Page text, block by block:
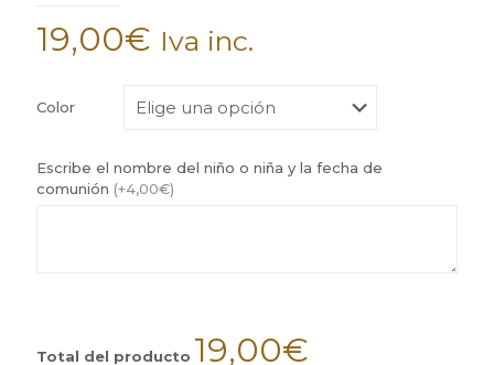
19,00€ Iva inc.
Color
Escribe el nombre del niño o niña y la fecha de
comunión (+4,00€)
Total del producto 19,00€